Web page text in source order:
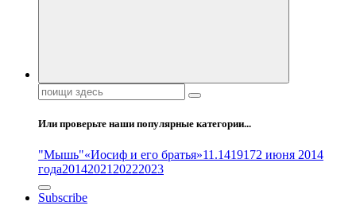
Поиск:
Или проверьте наши популярные категории...
"Мышь"«Иосиф и его братья»11.1419172 июня 2014
года2014202120222023
Subscribe